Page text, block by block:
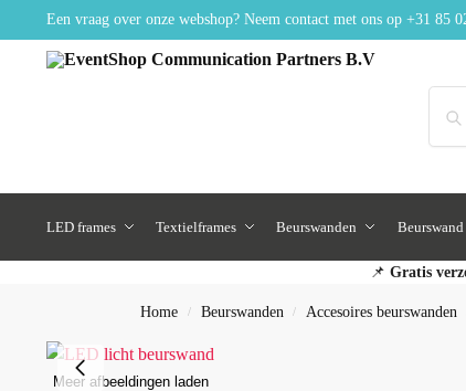
Een vraag over onze webshop? Neem contact met ons op +31 85
LED frames Textielframes Beurswanden
📌 Gratis
Home / Beurswanden / Accesoires beurswanden
Meer afbeeldingen laden